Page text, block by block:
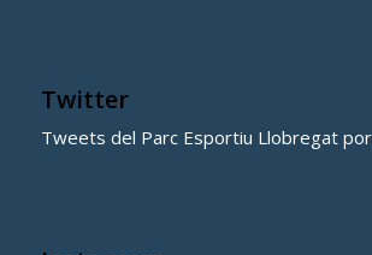
Twitter
Tweets del Parc Esportiu Llobregat por